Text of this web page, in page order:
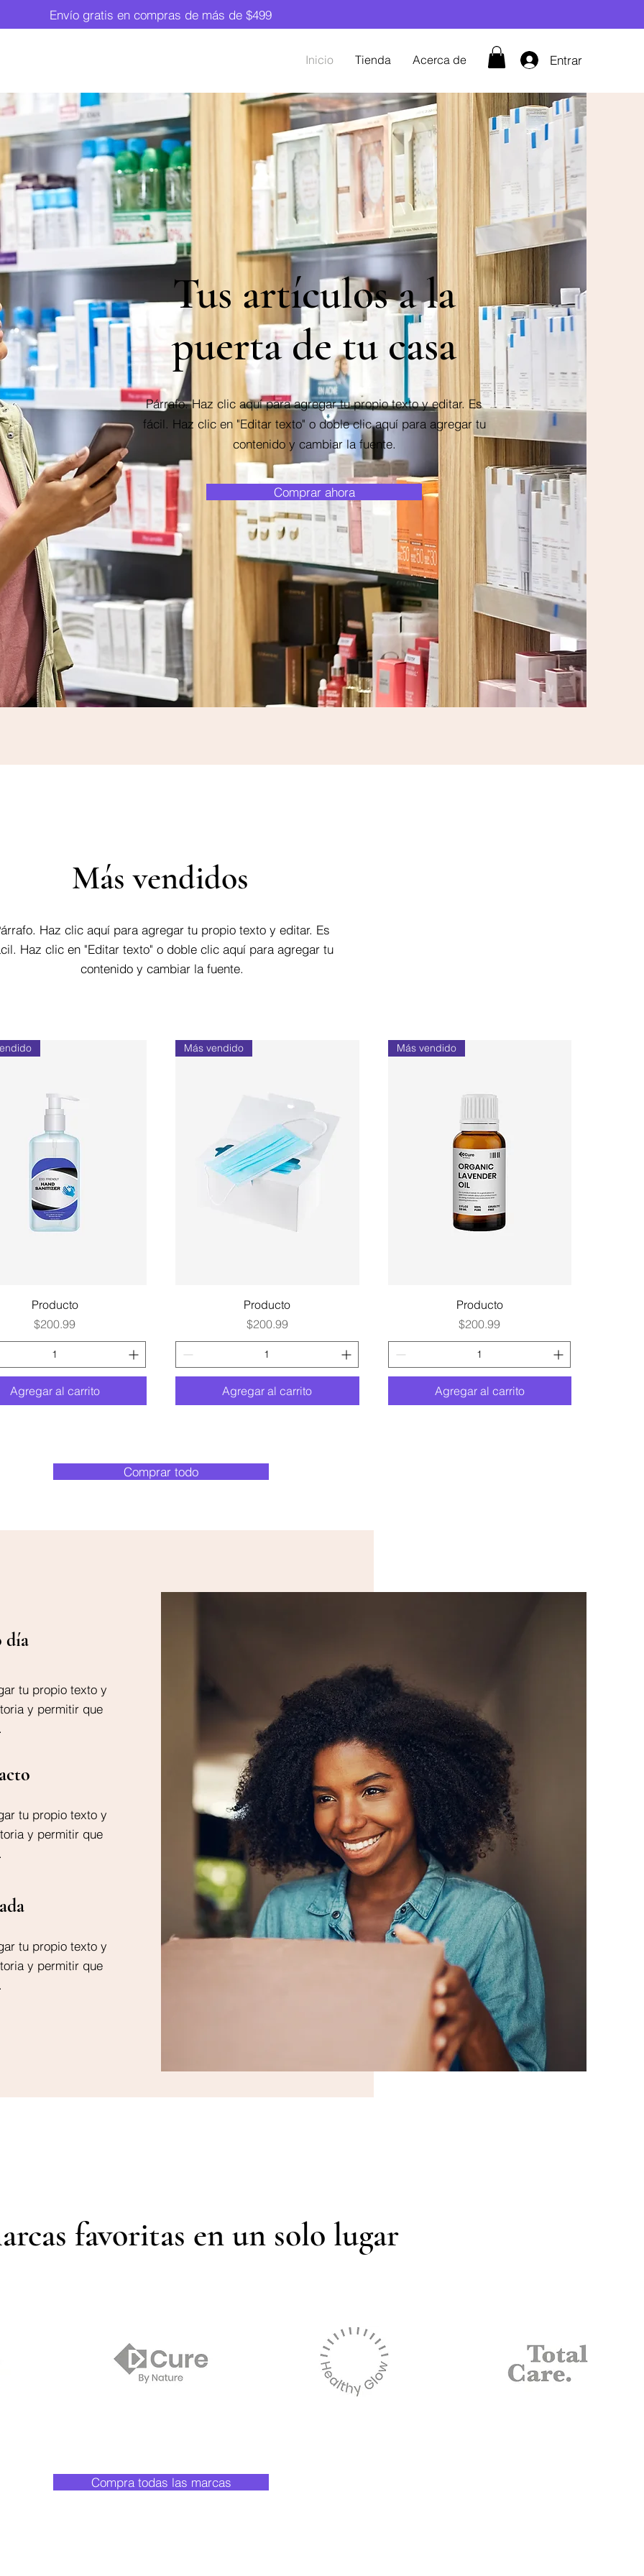
Envío gratis en compras de más de $499
Inicio Tienda Acerca de Entrar
Tus artículos a la
puerta de tu casa
Párrafo. Haz clic aquí para agregar tu propio texto y editar. Es
fácil. Haz clic en "Editar texto" o doble clic aquí para agregar tu
contenido y cambiar la fuente.
Comprar ahora
Más vendidos
Haz clic aquí para agregar tu propio texto y editar. Es
Haz clic en "Editar texto" o doble clic aquí para agregar tu
contenido y cambiar la fuente.
Vista rápida
Producto
Precio
$200.99
Agregar al carrito
Vista rápida
Más vendido
Producto
Precio
$200.99
Agregar al carrito
Vista rápida
Más vendido
Producto
Precio
$200.99
Agregar al carrito
Comprar todo
día
tu propio texto y
y permitir que
tu propio texto y
y permitir que
tu propio texto y
y permitir que
favoritas en un solo lugar
Compra todas las marcas